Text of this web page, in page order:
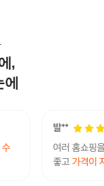
,
금볼트 숱가위
견 청소기 털깎기